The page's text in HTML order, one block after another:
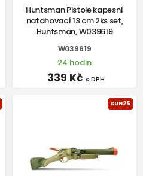
Huntsman Pistole kapesní
natahovací 13 cm 2ks set,
Huntsman, W039619
W039619
24 hodin
339 Kč s DPH
SUN25